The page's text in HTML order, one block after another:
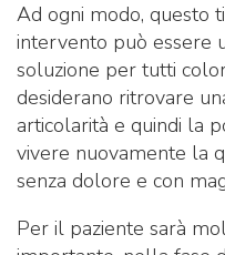
Ad ogni modo, questo
intervento può essere
soluzione per tutti
desiderano ritrovare
articolarità e quindi la
vivere nuovamente la
senza dolore e con
Per il paziente sarà